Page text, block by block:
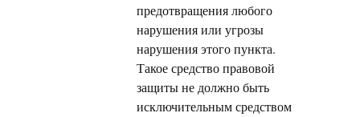
предотвращения любого
нарушения или угрозы
нарушения этого пункта.
Такое средство правовой
защиты не должно быть
исключительным средством